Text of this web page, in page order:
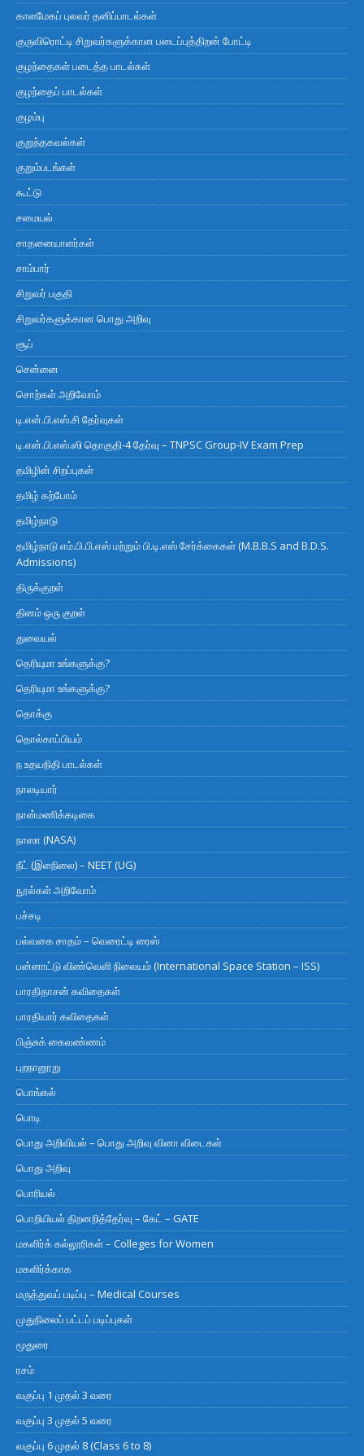
காளமேகப் புலவர் தனிப்பாடல்கள்
குருவிரொட்டி சிறுவர்களுக்கான படைப்புத்திறன் போட்டி
குழந்தைகள் படைத்த பாடல்கள்
குழந்தைப் பாடல்கள்
குழம்பு
குறுந்தகவல்கள்
குறும்படங்கள்
கூட்டு
சமையல்
சாதனையாளர்கள்
சாம்பார்
சிறுவர் பகுதி
சிறுவர்களுக்கான பொது அறிவு
சூப்
சென்னை
சொற்கள் அறிவோம்
டி.என்.பி.எஸ்.சி தேர்வுகள்
டி.என்.பி.எஸ்.ஸி தொகுதி-4 தேர்வு – TNPSC Group-IV Exam Prep
தமிழின் சிறப்புகள்
தமிழ் கற்போம்
தமிழ்நாடு
தமிழ்நாடு எம்.பி.பி.எஸ் மற்றும் பி.டி.எஸ் சேர்க்கைகள் (M.B.B.S and B.D.S.
Admissions)
திருக்குறள்
தினம் ஒரு குறள்
துவையல்
தெரியுமா உங்களுக்கு?
தெரியுமா உங்களுக்கு?
தொக்கு
தொல்காப்பியம்
ந உதயநிதி பாடல்கள்
நாலடியார்
நான்மணிக்கடிகை
நாஸா (NASA)
நீட் (இளநிலை) – NEET (UG)
நூல்கள் அறிவோம்
பச்சடி
பல்வகை சாதம் – வெரைட்டி ரைஸ்
பன்னாட்டு விண்வெளி நிலையம் (International Space Station – ISS)
பாரதிதாசன் கவிதைகள்
பாரதியார் கவிதைகள்
பிஞ்சுக் கைவண்ணம்
புறநானூறு
பொங்கல்
பொடி
பொது அறிவியல் – பொது அறிவு வினா விடைகள்
பொது அறிவு
பொரியல்
பொறியியல் திறனறித்தேர்வு – கேட் – GATE
மகளிர்க் கல்லூரிகள் – Colleges for Women
மகளிர்க்காக
மருத்துவப் படிப்பு – Medical Courses
முதுநிலைப் பட்டப் படிப்புகள்
மூதுரை
ரசம்
வகுப்பு 1 முதல் 3 வரை
வகுப்பு 3 முதல் 5 வரை
வகுப்பு 6 முதல் 8 (Class 6 to 8)